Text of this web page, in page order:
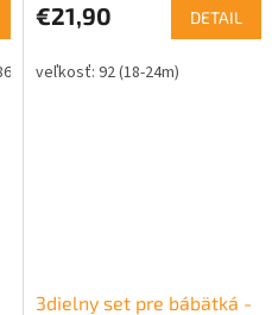
(12-18m)
€21,90 DETAIL
92 (18-24m)
3dielny set pre bábätká -